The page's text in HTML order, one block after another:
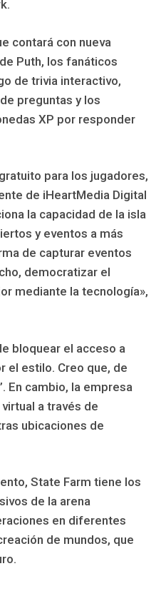
contará con nueva
Puth, los fanáticos
de trivia interactivo,
preguntas y los
XP por responder
para los jugadores,
de iHeartMedia Digital
la capacidad de la isla
y eventos a más
de capturar eventos
democratizar el
mediante la tecnología»,
bloquear el acceso a
el estilo. Creo que, de
En cambio, la empresa
a través de
ubicaciones de
State Farm tiene los
de la arena
en diferentes
de mundos, que